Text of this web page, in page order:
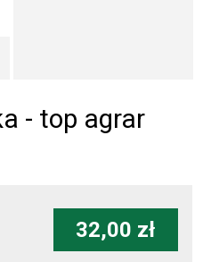
- top agrar
32,00 zł